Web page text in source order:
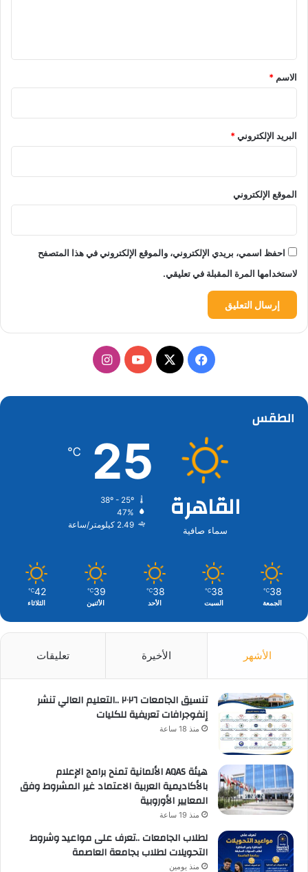
*
الاسم *
البريد الإلكتروني*
الموقع الإلكتروني
احفظ اسمي، بريدي الإلكتروني، والموقع الإلكتروني في هذا المتصفح
لاستخدامها المرة المقبلة في تعليقي.
فيسبوك
‫X
‫YouTubeانستقرام
الطقس
القاهرة
سماء صافية
25
℃
47%
2.49 كيلومتر/ساعة
38
℃
الجمعة
38
℃
السبت
38
℃
الأحد
39
℃
الأثنين
42
℃
الثلاثاء
الأشهر الأخيرة تعليقات
تنسيق الجامعات ٢٠٢٦ ..التعليم العالي تنشر
إنفوجرافات تعريفية للكليات
منذ 18 ساعة
هيئة AQAS الألمانية تمنح برامج الإعلام
بالأكاديمية العربية الاعتماد غير المشروط وفق
المعايير الأوروبية
منذ 19 ساعة
لطلاب الجامعات ..تعرف على مواعيد وشروط
التحويلات لطلاب بجامعة العاصمة
منذ يومين